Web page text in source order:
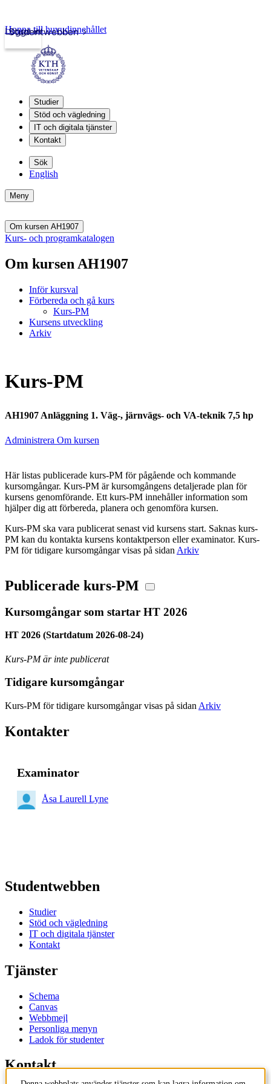
Studentwebben
Logga in
Hoppa till huvudinnehållet
Studier
Stöd och vägledning
IT och digitala tjänster
Kontakt
Sök
English
Meny
Om kursen AH1907
Kurs- och programkatalogen
Om kursen AH1907
Inför kursval
Förbereda och gå kurs
Kurs-PM
Kursens utveckling
Arkiv
Kurs-PM
AH1907 Anläggning 1. Väg-, järnvägs- och VA-teknik 7,5 hp
Administrera Om kursen
Här listas publicerade kurs-PM för pågående och kommande
kursomgångar. Kurs-PM är kursomgångens detaljerade plan för
kursens genomförande. Ett kurs-PM innehåller information som
hjälper dig att förbereda, planera och genomföra kursen.
Kurs-PM ska vara publicerat senast vid kursens start. Saknas kurs-
PM kan du kontakta kursens kontaktperson eller examinator. Kurs-
PM för tidigare kursomgångar visas på sidan Arkiv
Publicerade kurs-PM
Kursomgångar som startar HT 2026
HT 2026 (Startdatum 2026-08-24)
Kurs-PM är inte publicerat
Tidigare kursomgångar
Kurs-PM för tidigare kursomgångar visas på sidan Arkiv
Kontakter
Examinator
Åsa Laurell Lyne
Studentwebben
Studier
Stöd och vägledning
IT och digitala tjänster
Kontakt
Tjänster
Schema
Canvas
Webbmejl
Personliga menyn
Ladok för studenter
Kontakt